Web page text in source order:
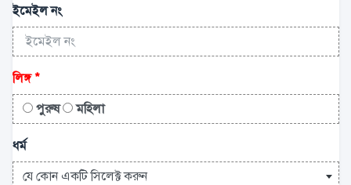
ইমেইল নং
লিঙ্গ*
পুরুষ
মহিলা
ধর্ম
যে কোন একটি সিলেক্ট করুন